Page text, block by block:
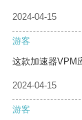
2024-04-15
游客
这款加速器VPM
2024-04-15
游客